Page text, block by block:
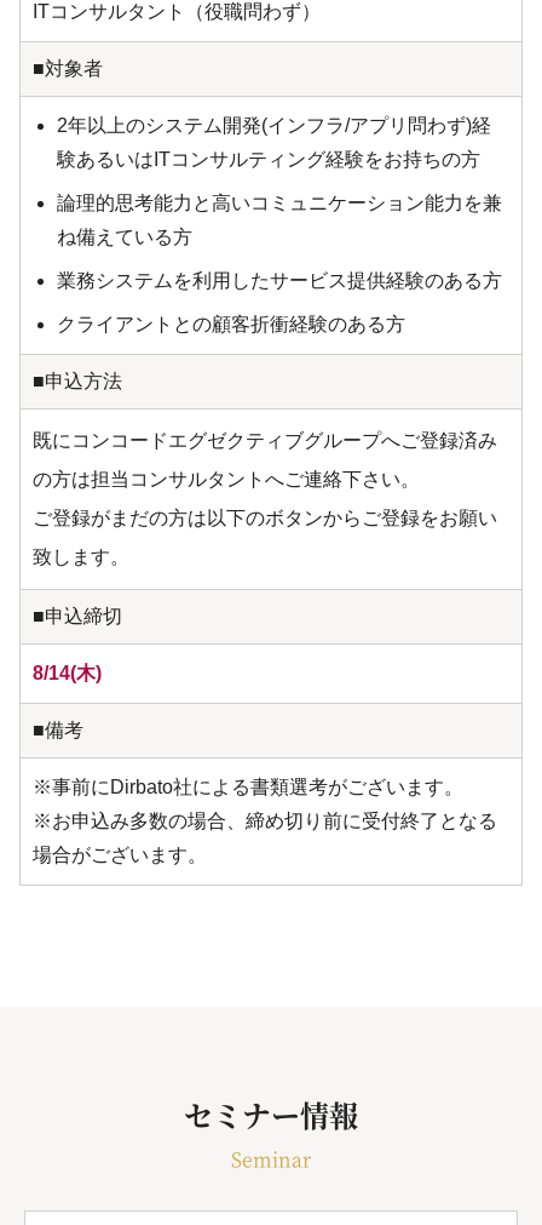
ITコンサルタント（役職問わず）
■対象者
2年以上のシステム開発(インフラ/アプリ問わず)経
験あるいはITコンサルティング経験をお持ちの方
論理的思考能力と高いコミュニケーション能力を兼
ね備えている方
業務システムを利用したサービス提供経験のある方
クライアントとの顧客折衝経験のある方
■申込方法
既にコンコードエグゼクティブグループへご登録済み
の方は担当コンサルタントへご連絡下さい。
ご登録がまだの方は以下のボタンからご登録をお願い
致します。
■申込締切
8/14(木)
■備考
※事前にDirbato社による書類選考がございます。
※お申込み多数の場合、締め切り前に受付終了となる
場合がございます。
セミナー情報
Seminar